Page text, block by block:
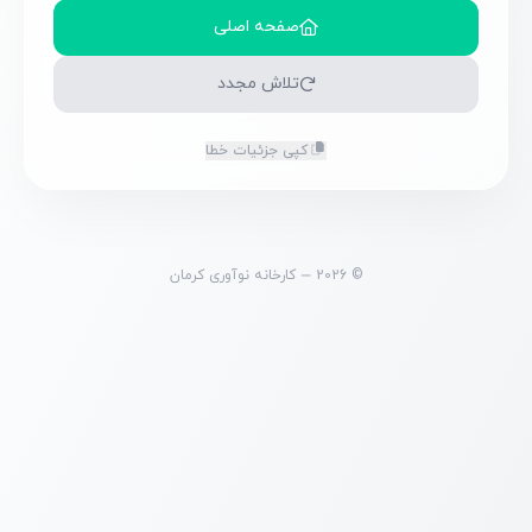
صفحه اصلی
تلاش مجدد
کپی جزئیات خطا
© 2026 — کارخانه نوآوری کرمان